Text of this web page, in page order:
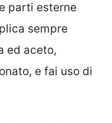
parti esterne
sempre
ed aceto,
e fai uso di